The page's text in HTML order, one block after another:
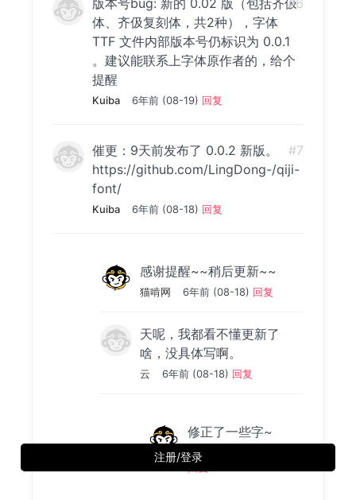
注册/登录
版本号bug: 新的 0.02 版（包括齐伋
体、齐伋复刻体，共2种），字体
TTF 文件内部版本号仍标识为 0.0.1
。建议能联系上字体原作者的，给个
提醒
Kuiba 6年前 (08-19) 回复
#6
催更：9天前发布了 0.0.2 新版。
https://github.com/LingDong-/qiji-
font/
Kuiba 6年前 (08-18) 回复
#7
感谢提醒~~稍后更新~~
猫啃网 6年前 (08-18) 回复
天呢，我都看不懂更新了
啥，没具体写啊。
云 6年前 (08-18) 回复
修正了一些字~
猫啃网